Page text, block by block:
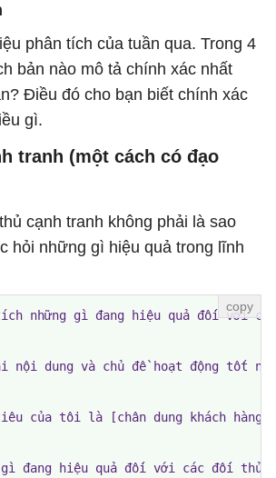
phân tích của tuần qua. Trong 4
bản nào mô tả chính xác nhất
Điều đó cho bạn biết chính xác
gì.
tranh (một cách có đạo
cạnh tranh không phải là sao
hỏi những gì hiệu quả trong lĩnh
tích những gì đang hiệu quả đối với
dung và chủ đề hoạt động tốt
của tôi là [chân dung khách
gì đang hiệu quả đối với các đối thủ